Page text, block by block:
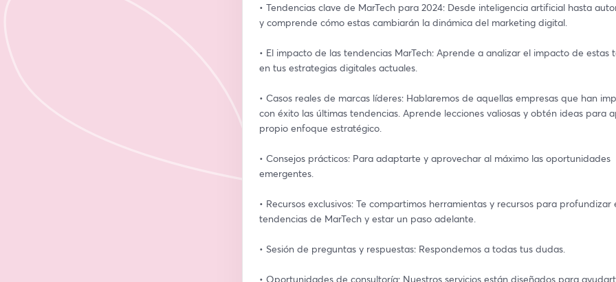
• Tendencias clave de MarTech para 2024: Desde inteligencia artificial hasta
y comprende cómo estas cambiarán la dinámica del marketing digital.
• El impacto de las tendencias MarTech: Aprende a analizar el impacto de estas
en tus estrategias digitales actuales.
• Casos reales de marcas líderes: Hablaremos de aquellas empresas que han
con éxito las últimas tendencias. Aprende lecciones valiosas y obtén ideas para
propio enfoque estratégico.
• Consejos prácticos: Para adaptarte y aprovechar al máximo las oportunidades
emergentes.
• Recursos exclusivos: Te compartimos herramientas y recursos para profundizar
tendencias de MarTech y estar un paso adelante.
• Sesión de preguntas y respuestas: Respondemos a todas tus dudas.
• Oportunidades de consultoría: Nuestros servicios están diseñados para